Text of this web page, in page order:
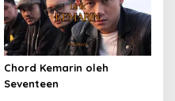
Chord Kemarin oleh
Seventeen